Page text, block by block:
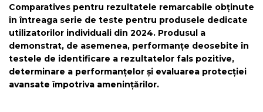
Comparatives pentru rezultatele remarcabile obținute
în întreaga serie de teste pentru produsele dedicate
utilizatorilor individuali din 2024. Produsul a
demonstrat, de asemenea, performanțe deosebite în
testele de identificare a rezultatelor fals pozitive,
determinare a performanțelor și evaluarea protecției
avansate împotriva amenințărilor.